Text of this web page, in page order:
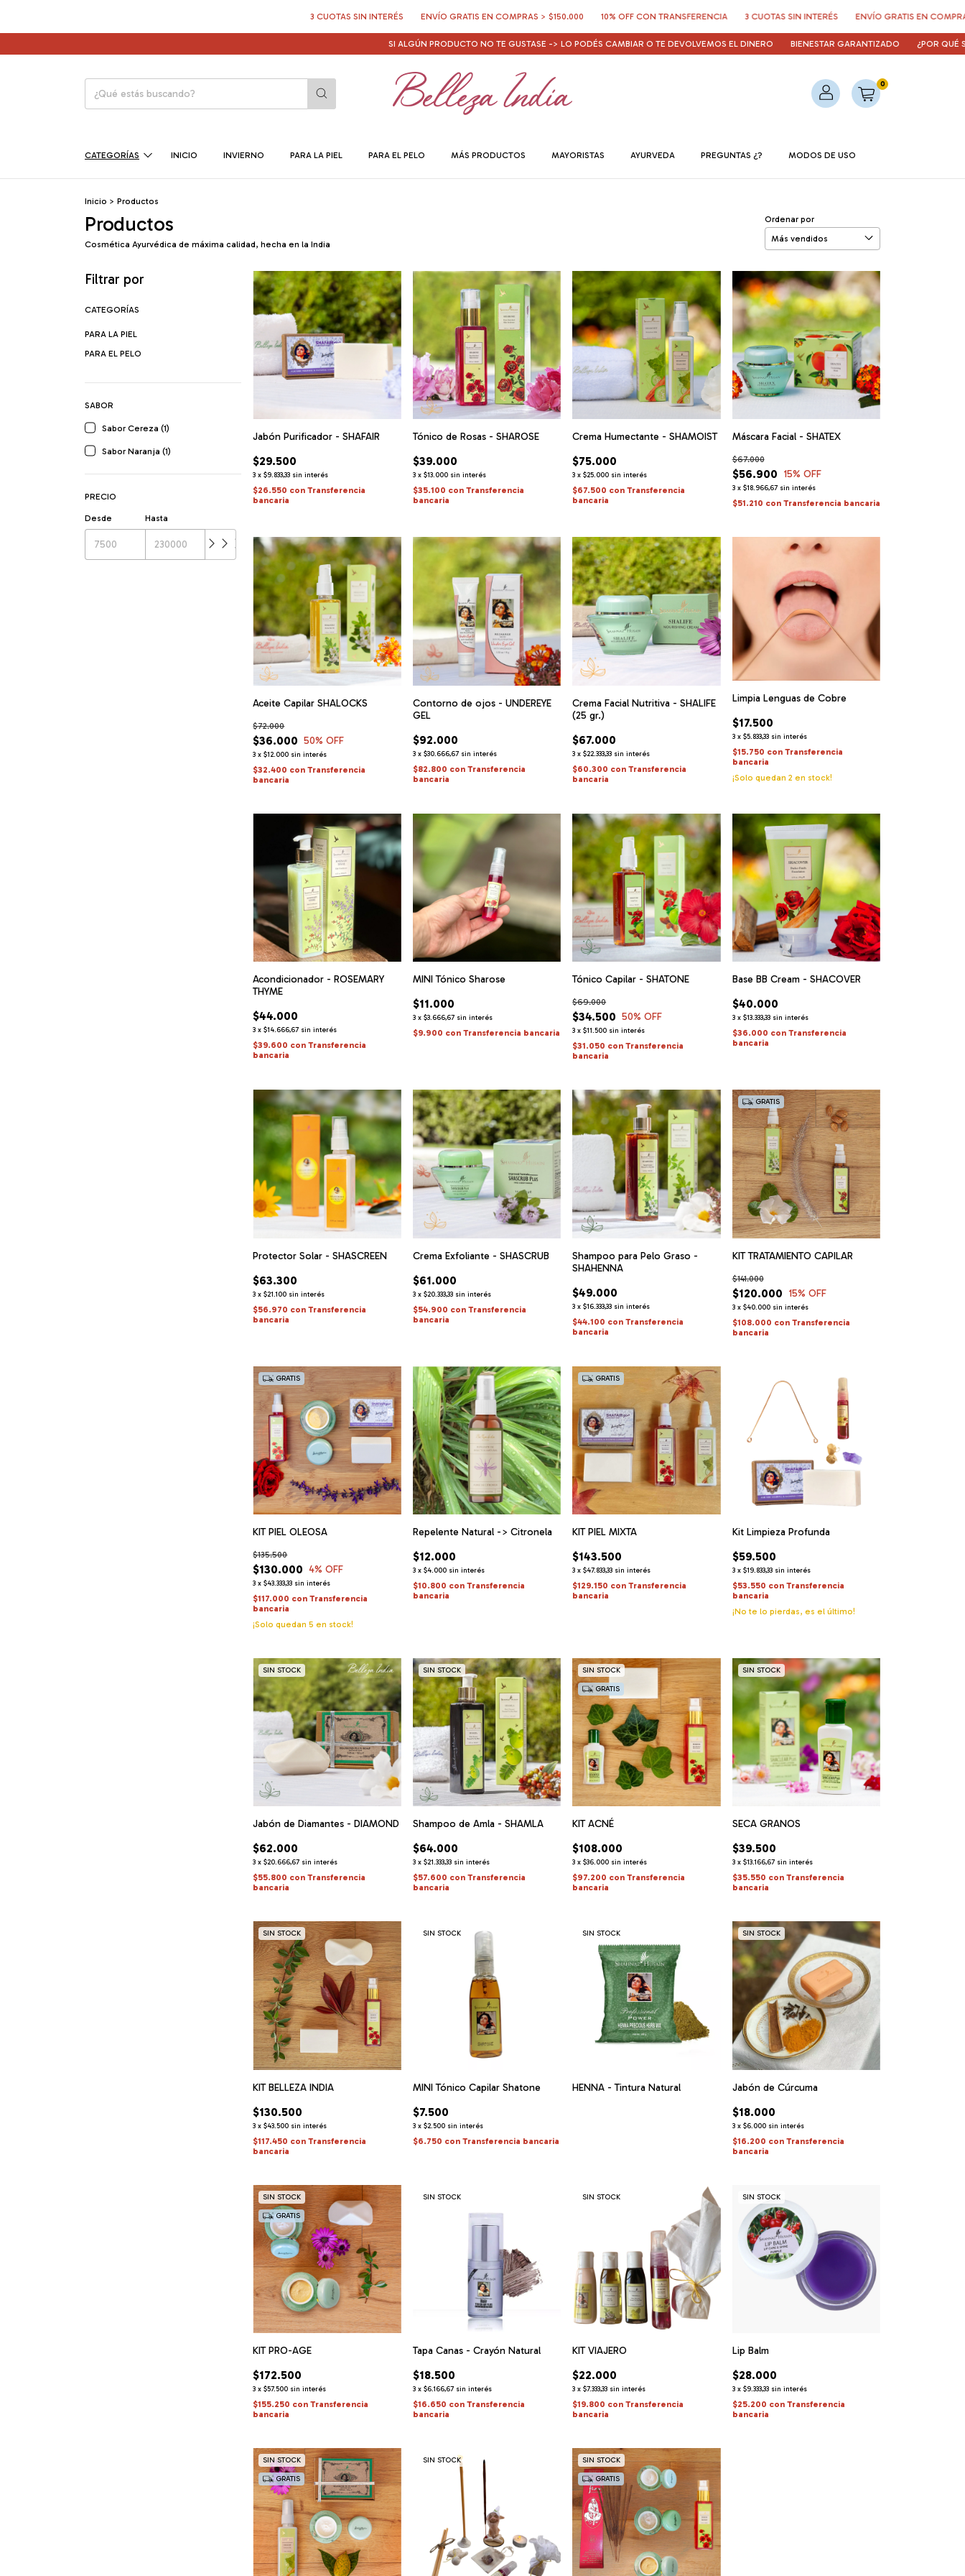
3 CUOTAS SIN INTERÉS ENVÍO GRATIS EN COMPRAS > $150.000 10% OFF CON TRANSFERENCIA 3 CUOTAS SIN INTERÉS ENVÍO GRATIS EN COMPRAS > $150.000
SI ALGÚN PRODUCTO NO TE GUSTASE -> LO PODÉS CAMBIAR O TE DEVOLVEMOS EL DINERO BIENESTAR GARANTIZADO ¿POR QUÉ SON TAN
0
CATEGORÍAS INICIO INVIERNO PARA LA PIEL PARA EL PELO MÁS PRODUCTOS MAYORISTAS AYURVEDA PREGUNTAS ¿? MODOS DE USO
Inicio > Productos
Productos
Cosmética Ayurvédica de máxima calidad, hecha en la India
Ordenar por
Filtrar por
CATEGORÍAS
PARA LA PIEL
PARA EL PELO
SABOR
Sabor Cereza (1)
Sabor Naranja (1)
PRECIO
Desde Hasta
Jabón Purificador - SHAFAIR
$29.500
3 x$9.833,33 sin interés
$26.550 con Transferencia
bancaria
Tónico de Rosas - SHAROSE
$39.000
3 x $13.000 sin interés
$35.100 con Transferencia
bancaria
Crema Humectante - SHAMOIST
$75.000
3 x$25.000 sin interés
$67.500 con Transferencia
bancaria
Máscara Facial - SHATEX
$56.900
$67.000
15% OFF
3 x $18.966,67 sin interés
$51.210 con Transferencia bancaria
Aceite Capilar SHALOCKS
$36.000
$72.000
50% OFF
3 x$12.000 sin interés
$32.400 con Transferencia
bancaria
Contorno de ojos - UNDEREYE
GEL
$92.000
3 x $30.666,67 sin interés
$82.800 con Transferencia
bancaria
Crema Facial Nutritiva - SHALIFE
(25 gr.)
$67.000
3 x$22.333,33 sin interés
$60.300 con Transferencia
bancaria
Limpia Lenguas de Cobre
$17.500
3 x $5.833,33 sin interés
$15.750 con Transferencia
bancaria
¡Solo quedan 2 en stock!
Acondicionador - ROSEMARY
THYME
$44.000
3 x$14.666,67 sin interés
$39.600 con Transferencia
bancaria
MINI Tónico Sharose
$11.000
3 x $3.666,67 sin interés
$9.900 con Transferencia bancaria
Tónico Capilar - SHATONE
$34.500
$69.000
50% OFF
3 x$11.500 sin interés
$31.050 con Transferencia
bancaria
Base BB Cream - SHACOVER
$40.000
3 x $13.333,33 sin interés
$36.000 con Transferencia
bancaria
Protector Solar - SHASCREEN
$63.300
3 x$21.100 sin interés
$56.970 con Transferencia
bancaria
Crema Exfoliante - SHASCRUB
$61.000
3 x $20.333,33 sin interés
$54.900 con Transferencia
bancaria
Shampoo para Pelo Graso -
SHAHENNA
$49.000
3 x$16.333,33 sin interés
$44.100 con Transferencia
bancaria
GRATIS
KIT TRATAMIENTO CAPILAR
$120.000
$141.000
15% OFF
3 x $40.000 sin interés
$108.000 con Transferencia
bancaria
GRATIS
KIT PIEL OLEOSA
$130.000
$135.500
4% OFF
3 x$43.333,33 sin interés
$117.000 con Transferencia
bancaria
¡Solo quedan5 en stock!
Repelente Natural -> Citronela
$12.000
3 x $4.000 sin interés
$10.800 con Transferencia
bancaria
GRATIS
KIT PIEL MIXTA
$143.500
3 x$47.833,33 sin interés
$129.150 con Transferencia
bancaria
Kit Limpieza Profunda
$59.500
3 x $19.833,33 sin interés
$53.550 con Transferencia
bancaria
¡No te lo pierdas, es el último!
SIN STOCK
Jabón de Diamantes - DIAMOND
$62.000
3 x$20.666,67 sin interés
$55.800 con Transferencia
bancaria
SIN STOCK
Shampoo de Amla - SHAMLA
$64.000
3 x $21.333,33 sin interés
$57.600 con Transferencia
bancaria
SIN STOCK
GRATIS
KIT ACNÉ
$108.000
3 x$36.000 sin interés
$97.200 con Transferencia
bancaria
SIN STOCK
SECA GRANOS
$39.500
3 x $13.166,67 sin interés
$35.550 con Transferencia
bancaria
SIN STOCK
KIT BELLEZA INDIA
$130.500
3 x$43.500 sin interés
$117.450 con Transferencia
bancaria
SIN STOCK
MINI Tónico Capilar Shatone
$7.500
3 x $2.500 sin interés
$6.750 con Transferencia bancaria
SIN STOCK
HENNA - Tintura Natural
SIN STOCK
Jabón de Cúrcuma
$18.000
3 x $6.000 sin interés
$16.200 con Transferencia
bancaria
SIN STOCK
GRATIS
KIT PRO-AGE
$172.500
3 x$57.500 sin interés
$155.250 con Transferencia
bancaria
SIN STOCK
Tapa Canas - Crayón Natural
$18.500
3 x $6.166,67 sin interés
$16.650 con Transferencia
bancaria
SIN STOCK
KIT VIAJERO
$22.000
3 x$7.333,33 sin interés
$19.800 con Transferencia
bancaria
SIN STOCK
Lip Balm
$28.000
3 x $9.333,33 sin interés
$25.200 con Transferencia
bancaria
SIN STOCK
GRATIS
SIN STOCK SIN STOCK
GRATIS